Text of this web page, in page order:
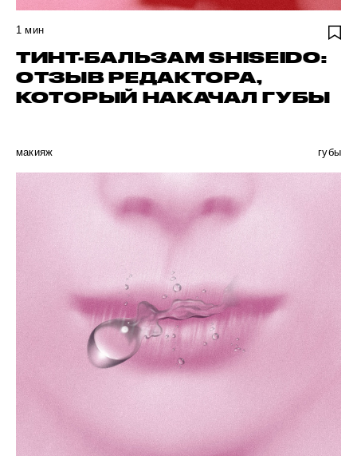
1 мин
ТИНТ-БАЛЬЗАМ SHISEIDO:
ОТЗЫВ РЕДАКТОРА,
КОТОРЫЙ НАКАЧАЛ ГУБЫ
макияж губы